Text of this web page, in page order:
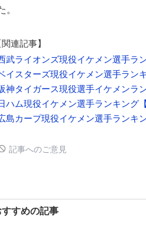
。
関連記事】
武ライオンズ現役イケメン選手ラ
イスターズ現役イケメン選手ラン
神タイガース現役選手イケメンラ
ハム現役イケメン選手ランキング
島カープ現役イケメン選手ランキ
記事へのご意見
すすめの記事